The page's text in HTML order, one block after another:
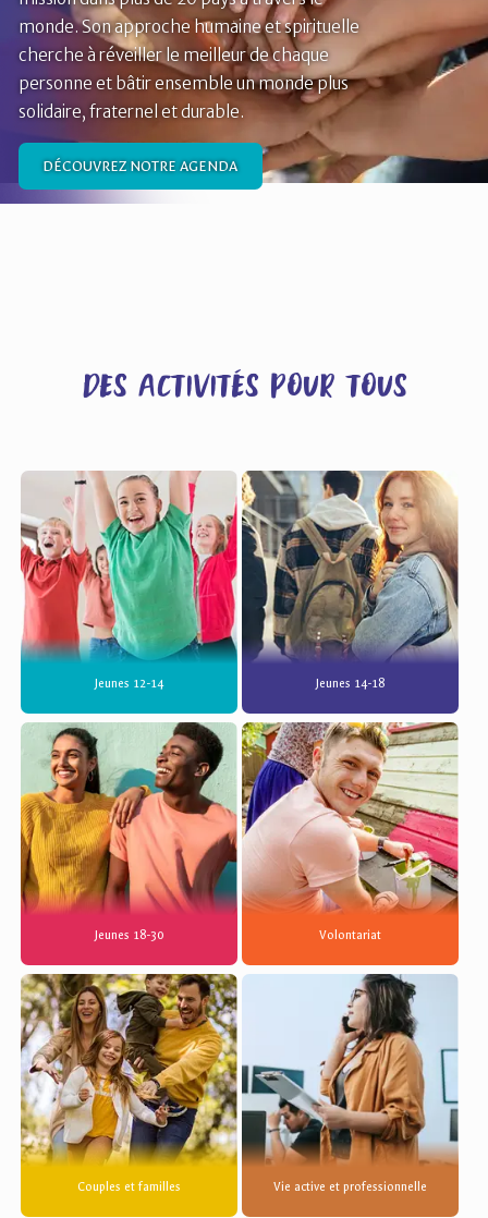
monde. Son approche humaine et spirituelle
cherche à réveiller le meilleur de chaque
personne et bâtir ensemble un monde plus
solidaire, fraternel et durable.
DÉCOUVREZ NOTRE AGENDA
Des activités pour tous
Jeunes 12-14 Jeunes 14-18
Jeunes 18-30 Volontariat
Couples et familles Vie active et professionnelle